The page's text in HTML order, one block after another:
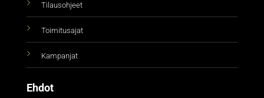
Tilausohjeet
Toimitusajat
Kampanjat
Ehdot